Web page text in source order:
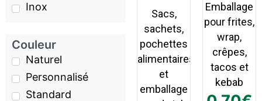
Inox
Couleur
Naturel
Personnalisé
Standard
Sacs,
sachets,
pochettes
alimentaires
et
emballage
Emballage
pour frites,
wrap,
crêpes,
tacos et
kebab